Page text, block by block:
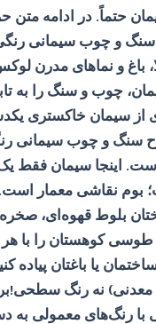
حتماً. در ادامه متن
و چوب سیمانی
باغ و نماهای مدرن
چوب و سنگ را به
از سیمان خاکستری
سنگ و چوب سیمانی
اینجا سیمان فقط
بوم نقاشی معمار
بلوط قهوه‌ای،
طوسی کوهستان را با
یا باغتان پیاده
معدنی) نه رنگ
با رنگ‌های معمولی به